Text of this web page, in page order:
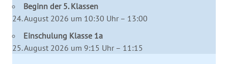
Beginn der 5. Klassen
24. August 2026 um 10:30 Uhr – 13:00
Einschulung Klasse 1a
25. August 2026 um 9:15 Uhr – 11:15